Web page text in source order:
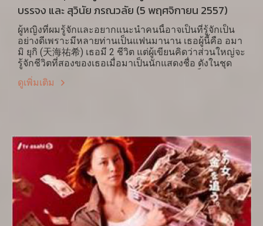
บรรจง และ สุวินัย ภรณวลัย (5 พฤศจิกายน 2557)
ผู้หญิงที่ผมรู้จักและอยากแนะนำคนนี้อาจเป็นที่รู้จักเป็น
อย่างดีเพราะมีหลายท่านเป็นแฟนมานาน เธอผู้นี้คือ อมา
มิ ยุกิ (天海祐希) เธอมี 2 ชีวิต แต่ผู้เขียนคิดว่าส่วนใหญ่จะ
รู้จักชีวิตที่สองของเธอเมื่อมาเป็นนักแสดงชื่อ ดังในชุด
ทางโทรทัศน์ในช่วงปี 2005-ปัจจุบัน ไม่ว่าจะเป็นบทของ
ทนาย ครู ผู้ประกาศข่าว หญิงมั่นที่ประกาศว่าจะไม่
มาแล้วกว่า 100 ปี
ดูเพิ่มเติม